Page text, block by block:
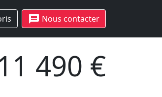
message Nous contacter
490 €